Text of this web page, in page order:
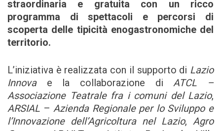
straordinaria e gratuita con un ricco
programma di spettacoli e percorsi di
scoperta delle tipicità enogastronomiche del
territorio.
L’iniziativa è realizzata con il supporto di Lazio
Innovae la collaborazione diATCL –
Associazione Teatrale fra i comuni del Lazio,
ARSIAL –Azienda Regionale per lo Sviluppo e
l’Innovazione dell’Agricoltura nel Lazio, Agro